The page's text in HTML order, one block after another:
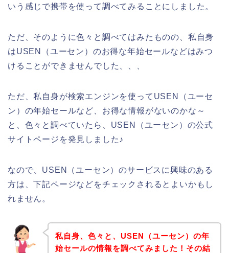
いう感じで携帯を使って調べてみることにしました。
ただ、そのように色々と調べてはみたものの、私自身
はUSEN（ユーセン）のお得な年始セールなどはみつ
けることができませんでした、、、
ただ、私自身が検索エンジンを使ってUSEN（ユーセ
ン）の年始セールなど、お得な情報がないのかな～
と、色々と調べていたら、USEN（ユーセン）の公式
サイトページを発見しました♪
なので、USEN（ユーセン）のサービスに興味のある
方は、下記ページなどをチェックされるとよいかもし
れません。
私自身、色々と、USEN（ユーセン）の年
始セールの情報を調べてみました！その結